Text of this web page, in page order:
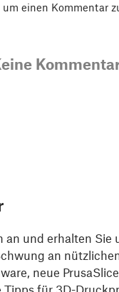
um einen Kommentar
an und erhalten Sie
an
neue